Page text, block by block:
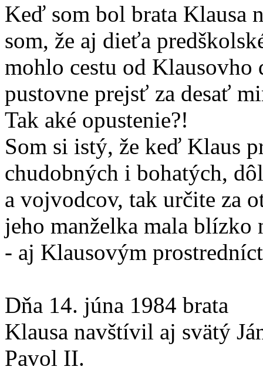
Keď som bol brata Klausa
som, že aj dieťa
mohlo cestu od Klausovho
pustovne prejsť za desať
Tak aké opustenie?!
Som si istý, že keď Klaus
chudobných i bohatých,
a vojvodcov, tak určite za
jeho manželka mala
- aj Klausovým
Dňa 14. júna 1984 brata
Klausa navštívil aj svätý
Pavol II.